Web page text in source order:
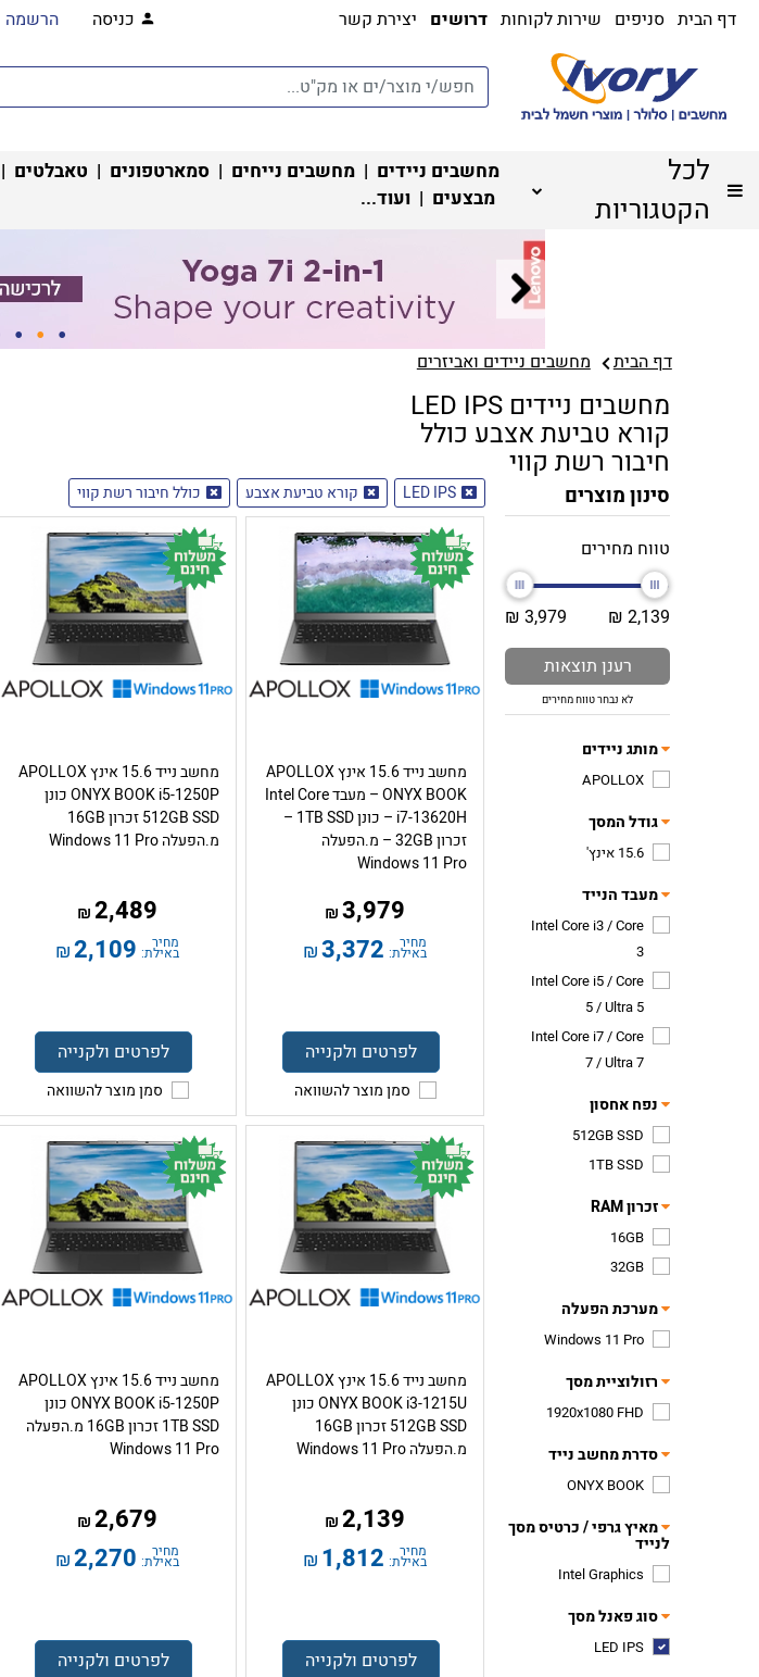
דף הבית סניפים שירות לקוחות דרושים יצירת קשר כניסה הרשמה
לכל
הקטגוריות
מחשבים ניידים | מחשבים נייחים | סמארטפונים | טאבלטים |
מבצעים | ועוד...
דף הבית מחשבים ניידים ואביזרים
מחשבים ניידים LED IPS
קורא טביעת אצבע כולל
חיבור רשת קווי
סינון מוצרים
טווח מחירים
2,139 ₪
3,979 ₪
רענן תוצאות
לא נבחר טווח מחירים
מותג ניידים
APOLLOX
גודל המסך
15.6 אינץ'
מעבד הנייד
Intel Core i3 / Core
3
Intel Core i5 / Core
5 / Ultra 5
Intel Core i7 / Core
7 / Ultra 7
נפח אחסון
512GB SSD
1TB SSD
זכרון RAM
16GB
32GB
מערכת הפעלה
Windows 11 Pro
רזולוציית מסך
1920x1080 FHD
סדרת מחשב נייד
ONYX BOOK
מאיץ גרפי / כרטיס מסך
לנייד
Intel Graphics
סוג פאנל מסך
LED IPS
LED IPS קורא טביעת אצבע כולל חיבור רשת קווי
מחשב נייד 15.6 אינץ APOLLOX
ONYX BOOK – מעבד Intel Core
i7-13620H – כונן 1TB SSD –
זכרון 32GB – מ.הפעלה
Windows 11 Pro
3,979
₪
מחיר
באילת: 3,372
₪
לפרטים ולקנייה
סמן מוצר להשוואה
מחשב נייד 15.6 אינץ APOLLOX
ONYX BOOK i5-1250P כונן
512GB SSD זכרון 16GB
מ.הפעלה Windows 11 Pro
2,489
₪
מחיר
באילת: 2,109
₪
לפרטים ולקנייה
סמן מוצר להשוואה
מחשב נייד 15.6 אינץ APOLLOX
ONYX BOOK i3-1215U כונן
512GB SSD זכרון 16GB
מ.הפעלה Windows 11 Pro
2,139
₪
מחיר
באילת: 1,812
₪
לפרטים ולקנייה
מחשב נייד 15.6 אינץ APOLLOX
ONYX BOOK i5-1250P כונן
1TB SSD זכרון 16GB מ.הפעלה
Windows 11 Pro
2,679
₪
מחיר
באילת: 2,270
₪
לפרטים ולקנייה